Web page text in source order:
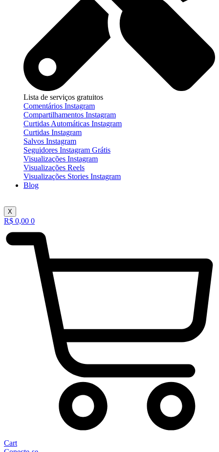
Lista de serviços gratuitos
Comentários Instagram
Compartilhamentos Instagram
Curtidas Automáticas Instagram
Curtidas Instagram
Salvos Instagram
Seguidores Instagram Grátis
Visualizações Instagram
Visualizações Reels
Visualizações Stories Instagram
Blog
X
R$ 0,00 0
Cart